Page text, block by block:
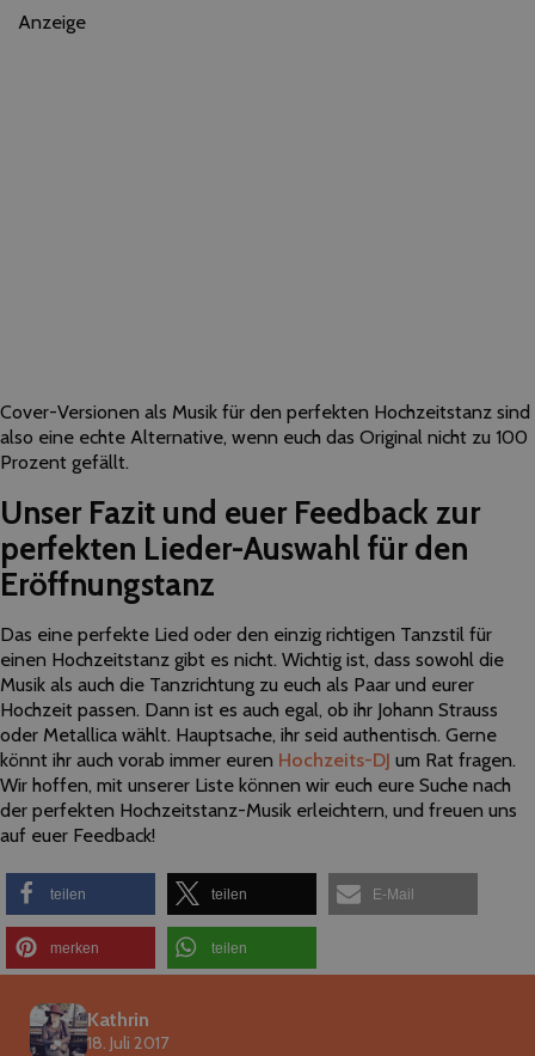
Anzeige
Cover-Versionen als Musik für den perfekten Hochzeitstanz sind
also eine echte Alternative, wenn euch das Original nicht zu 100
Prozent gefällt.
Unser Fazit und euer Feedback zur
perfekten Lieder-Auswahl für den
Eröffnungstanz
Das eine perfekte Lied oder den einzig richtigen Tanzstil für
einen Hochzeitstanz gibt es nicht. Wichtig ist, dass sowohl die
Musik als auch die Tanzrichtung zu euch als Paar und eurer
Hochzeit passen. Dann ist es auch egal, ob ihr Johann Strauss
oder Metallica wählt. Hauptsache, ihr seid authentisch. Gerne
könnt ihr auch vorab immer euren Hochzeits-DJ um Rat fragen.
Wir hoffen, mit unserer Liste können wir euch eure Suche nach
der perfekten Hochzeitstanz-Musik erleichtern, und freuen uns
auf euer Feedback!
teilen teilen E-Mail
merken teilen
Kathrin
18. Juli 2017